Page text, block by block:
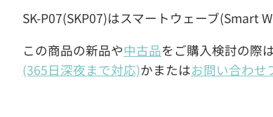
SK-P07(SKP07)はスマートウェーブ(Smart
この商品の新品や中古品をご購入検討の際
(365日深夜まで対応)かまたはお問い合わせ